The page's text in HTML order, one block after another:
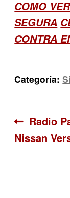
COMO
SEGURA
CONTRA
Categoría:
de
Radio
Nissan